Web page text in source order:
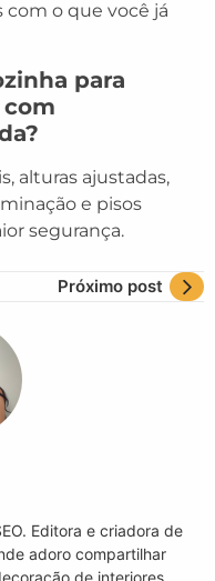
com o que você já
para
com
alturas ajustadas,
e pisos
segurança.
Próximo post
Editora e criadora de
adoro compartilhar